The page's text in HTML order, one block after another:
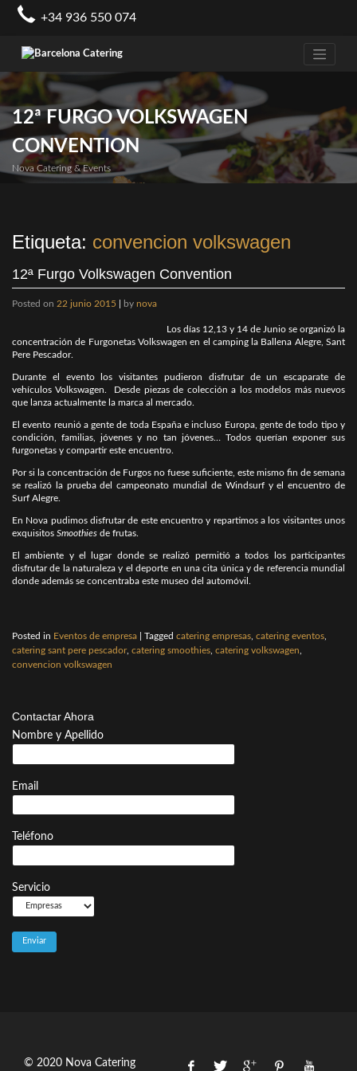
+34 936 550 074
12ª FURGO VOLKSWAGEN
CONVENTION
Nova Catering & Events
Etiqueta: convencion volkswagen
12ª Furgo Volkswagen Convention
Posted on 22 junio 2015 by nova
Los días 12,13 y 14 de Junio se organizó la
concentración de Furgonetas Volkswagen en el camping la Ballena Alegre, Sant
Pere Pescador.
Durante el evento los visitantes pudieron disfrutar de un escaparate de
vehículos Volkswagen. Desde piezas de colección a los modelos más nuevos
que lanza actualmente la marca al mercado.
El evento reunió a gente de toda España e incluso Europa, gente de todo tipo y
condición, familias, jóvenes y no tan jóvenes… Todos querían exponer sus
furgonetas y compartir este encuentro.
Por si la concentración de Furgos no fuese suficiente, este mismo fin de semana
se realizó la prueba del campeonato mundial de Windsurf y el encuentro de
Surf Alegre.
En Nova pudimos disfrutar de este encuentro y repartimos a los visitantes unos
exquisitos Smoothies de frutas.
El ambiente y el lugar donde se realizó permitió a todos los participantes
disfrutar de la naturaleza y el deporte en una cita única y de referencia mundial
donde además se concentraba este museo del automóvil.
Posted in Eventos de empresa Tagged catering empresas catering eventos
catering sant pere pescador, catering smoothies catering volkswagen
convencion volkswagen
Contactar Ahora
Nombre y Apellido
Email
Teléfono
Servicio
© 2020 Nova Catering